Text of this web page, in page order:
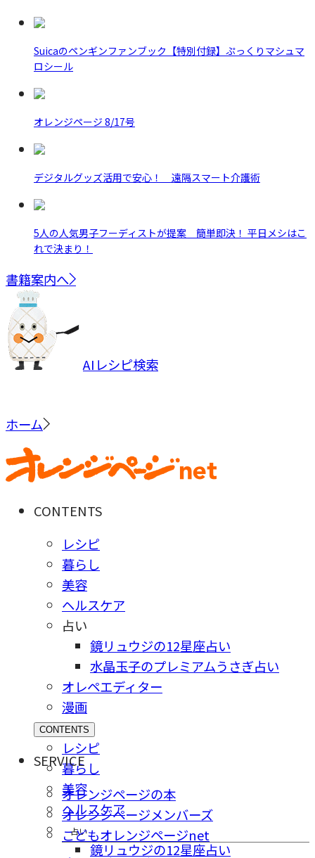
Suicaのペンギンファンブック【特別付録】ぷっくりマシュマ
ロシール
オレンジページ 8/17号
デジタルグッズ活用で安心！ 遠隔スマート介護術
5人の人気男子フーディストが提案 簡単即決！ 平日メシはこ
れで決まり！
書籍案内へ
AIレシピ検索
ホーム
CONTENTS
レシピ
暮らし
美容
ヘルスケア
占い
鏡リュウジの12星座占い
水晶玉子のプレミアムうさぎ占い
オレペエディター
漫画
CONTENTS
レシピ
暮らし
美容
ヘルスケア
占い
鏡リュウジの12星座占い
SERVICE
オレンジページの本
オレンジページメンバーズ
こどもオレンジページnet